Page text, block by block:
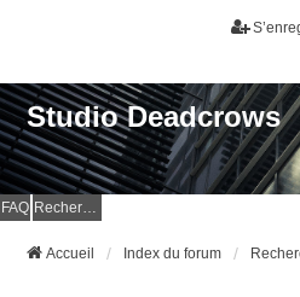
Studio Deadcrows
FAQ Rechercher
Accueil Index du forum